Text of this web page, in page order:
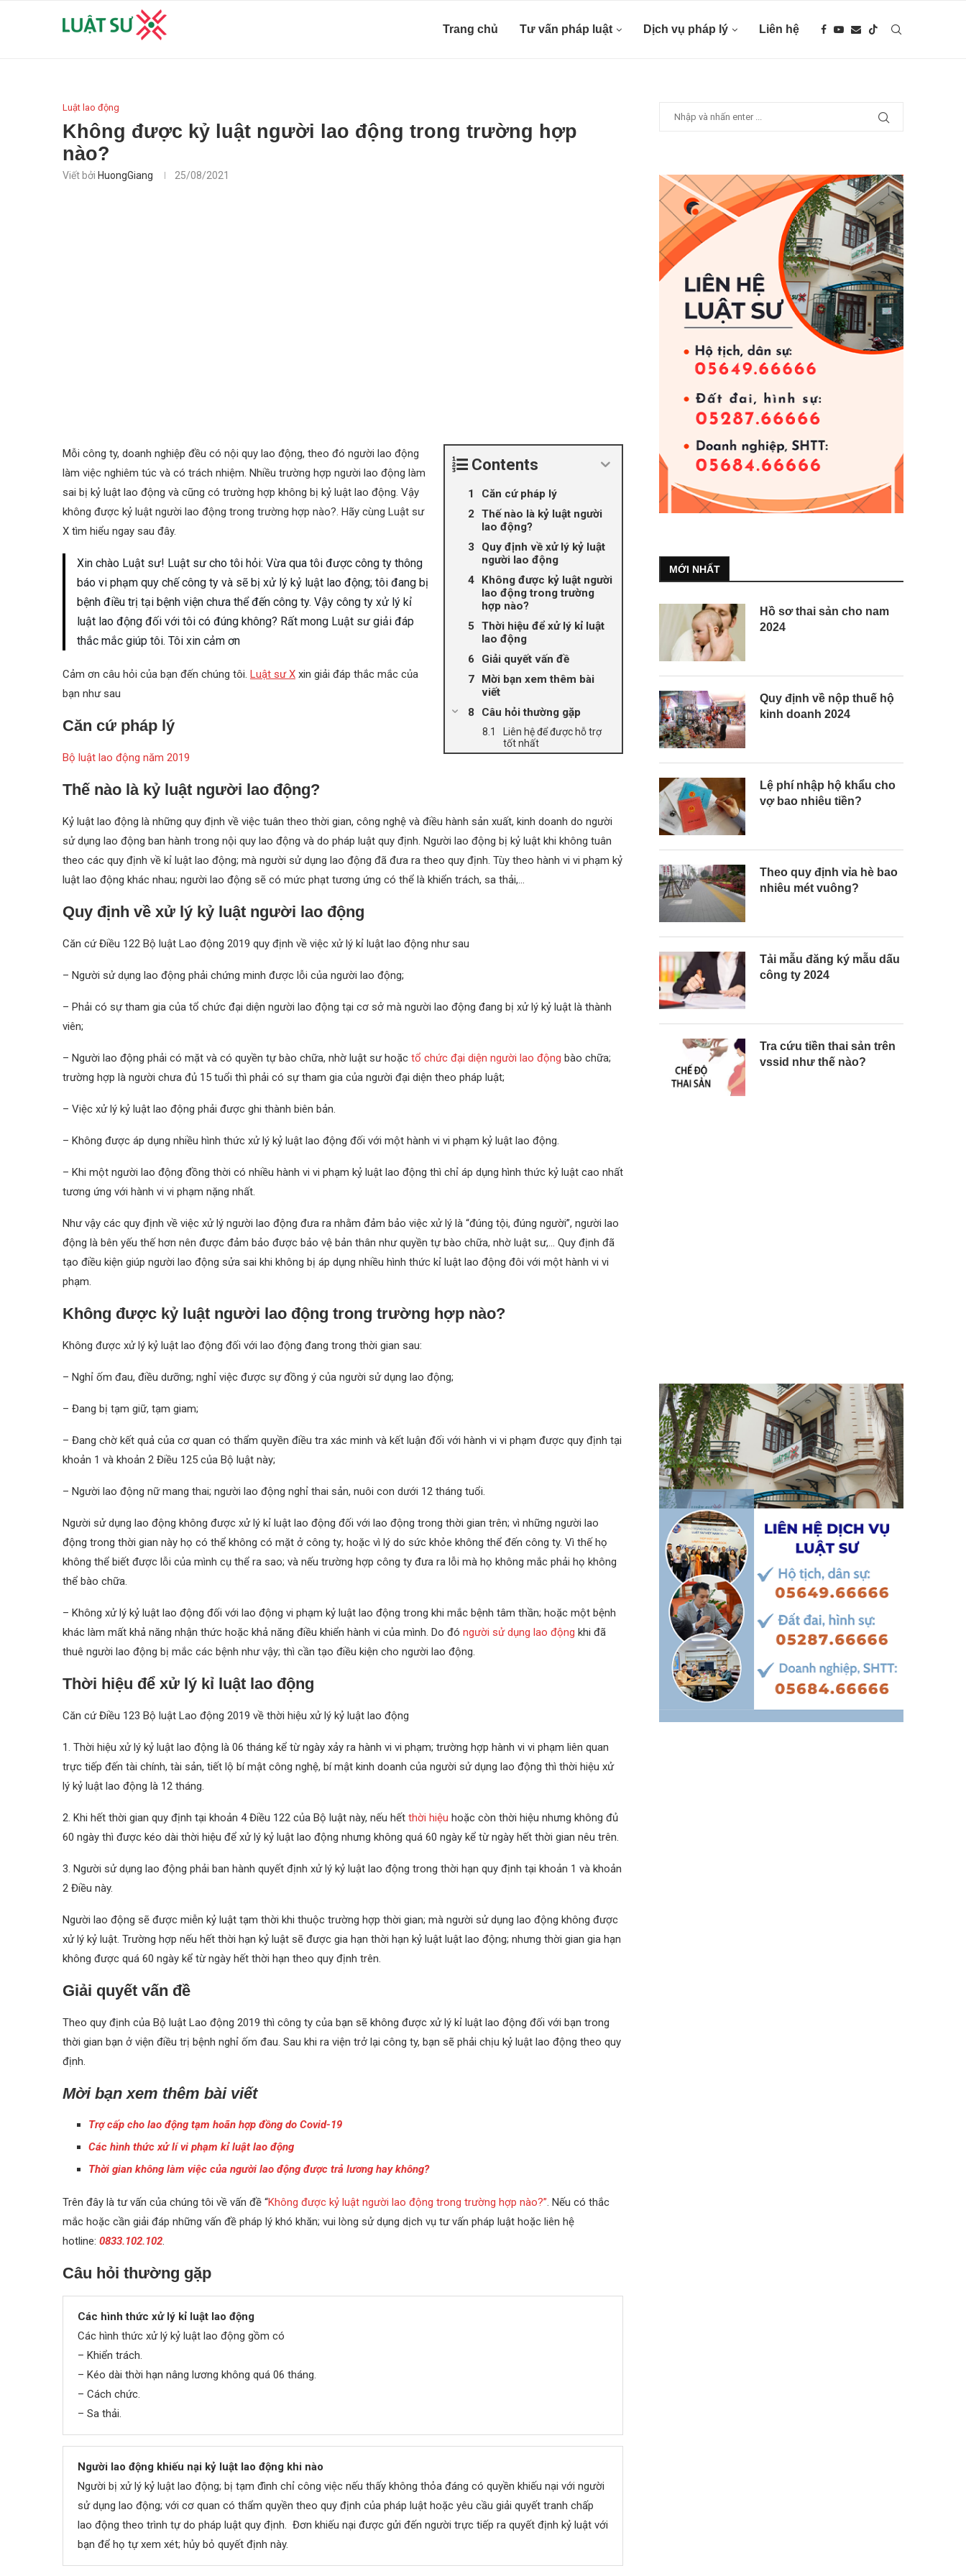
Trang chủ Tư vấn pháp luật Dịch vụ pháp lý Liên hệ
Luật lao động
Không được kỷ luật người lao động trong trường hợp
nào?
Viết bởi HuongGiang 25/08/2021
Contents
Căn cứ pháp lý
Thế nào là kỷ luật người
lao động?
Quy định về xử lý kỷ luật
người lao động
Không được kỷ luật người
lao động trong trường
hợp nào?
Thời hiệu để xử lý kỉ luật
lao động
Giải quyết vấn đề
Mời bạn xem thêm bài
viết
Câu hỏi thường gặp
Liên hệ để được hỗ trợ
tốt nhất
Mỗi công ty, doanh nghiệp đều có nội quy lao động, theo đó người lao động
làm việc nghiêm túc và có trách nhiệm. Nhiều trường hợp người lao động làm
sai bị kỷ luật lao động và cũng có trường hợp không bị kỷ luật lao động. Vậy
không được kỷ luật người lao động trong trường hợp nào?. Hãy cùng Luật sư
X tìm hiểu ngay sau đây.
Xin chào Luật sư! Luật sư cho tôi hỏi: Vừa qua tôi được công ty thông
báo vi phạm quy chế công ty và sẽ bị xử lý kỷ luật lao động; tôi đang bị
bệnh điều trị tại bệnh viện chưa thể đến công ty. Vậy công ty xử lý kỉ
luật lao động đối với tôi có đúng không? Rất mong Luật sư giải đáp
thắc mắc giúp tôi. Tôi xin cảm ơn
Cảm ơn câu hỏi của bạn đến chúng tôi. Luật sư X xin giải đáp thắc mắc của
bạn như sau
Căn cứ pháp lý
Bộ luật lao động năm 2019
Thế nào là kỷ luật người lao động?
Kỷ luật lao động là những quy định về việc tuân theo thời gian, công nghệ và điều hành sản xuất, kinh doanh do người
sử dụng lao động ban hành trong nội quy lao động và do pháp luật quy định. Người lao động bị kỷ luật khi không tuân
theo các quy định về kỉ luật lao động; mà người sử dụng lao động đã đưa ra theo quy định. Tùy theo hành vi vi phạm kỷ
luật lao động khác nhau; người lao động sẽ có mức phạt tương ứng có thể là khiển trách, sa thải,…
Quy định về xử lý kỷ luật người lao động
Căn cứ Điều 122 Bộ luật Lao động 2019 quy định về việc xử lý kỉ luật lao động như sau
– Người sử dụng lao động phải chứng minh được lỗi của người lao động;
– Phải có sự tham gia của tổ chức đại diện người lao động tại cơ sở mà người lao động đang bị xử lý kỷ luật là thành
viên;
– Người lao động phải có mặt và có quyền tự bào chữa, nhờ luật sư hoặc tổ chức đại diện người lao động bào chữa;
trường hợp là người chưa đủ 15 tuổi thì phải có sự tham gia của người đại diện theo pháp luật;
– Việc xử lý kỷ luật lao động phải được ghi thành biên bản.
– Không được áp dụng nhiều hình thức xử lý kỷ luật lao động đối với một hành vi vi phạm kỷ luật lao động.
– Khi một người lao động đồng thời có nhiều hành vi vi phạm kỷ luật lao động thì chỉ áp dụng hình thức kỷ luật cao nhất
tương ứng với hành vi vi phạm nặng nhất.
Như vậy các quy định về việc xử lý người lao động đưa ra nhằm đảm bảo việc xử lý là “đúng tội, đúng người”, người lao
động là bên yếu thế hơn nên được đảm bảo được bảo vệ bản thân như quyền tự bào chữa, nhờ luật sư,… Quy định đã
tạo điều kiện giúp người lao động sửa sai khi không bị áp dụng nhiều hình thức kỉ luật lao động đôi với một hành vi vi
phạm.
Không được kỷ luật người lao động trong trường hợp nào?
Không được xử lý kỷ luật lao động đối với lao động đang trong thời gian sau:
– Nghỉ ốm đau, điều dưỡng; nghỉ việc được sự đồng ý của người sử dụng lao động;
– Đang bị tạm giữ, tạm giam;
– Đang chờ kết quả của cơ quan có thẩm quyền điều tra xác minh và kết luận đối với hành vi vi phạm được quy định tại
khoản 1 và khoản 2 Điều 125 của Bộ luật này;
– Người lao động nữ mang thai; người lao động nghỉ thai sản, nuôi con dưới 12 tháng tuổi.
Người sử dụng lao động không được xử lý kỉ luật lao động đối với lao động trong thời gian trên; vì những người lao
động trong thời gian này họ có thể không có mặt ở công ty; hoặc vì lý do sức khỏe không thể đến công ty. Vì thế họ
không thể biết được lỗi của mình cụ thể ra sao; và nếu trường hợp công ty đưa ra lỗi mà họ không mắc phải họ không
thể bào chữa.
– Không xử lý kỷ luật lao động đối với lao động vi phạm kỷ luật lao động trong khi mắc bệnh tâm thần; hoặc một bệnh
khác làm mất khả năng nhận thức hoặc khả năng điều khiển hành vi của mình. Do đó người sử dụng lao động khi đã
thuê người lao động bị mắc các bệnh như vậy; thì cần tạo điều kiện cho người lao động.
Thời hiệu để xử lý kỉ luật lao động
Căn cứ Điều 123 Bộ luật Lao động 2019 về thời hiệu xử lý kỷ luật lao động
1. Thời hiệu xử lý kỷ luật lao động là 06 tháng kể từ ngày xảy ra hành vi vi phạm; trường hợp hành vi vi phạm liên quan
trực tiếp đến tài chính, tài sản, tiết lộ bí mật công nghệ, bí mật kinh doanh của người sử dụng lao động thì thời hiệu xử
lý kỷ luật lao động là 12 tháng.
2. Khi hết thời gian quy định tại khoản 4 Điều 122 của Bộ luật này, nếu hết thời hiệu hoặc còn thời hiệu nhưng không đủ
60 ngày thì được kéo dài thời hiệu để xử lý kỷ luật lao động nhưng không quá 60 ngày kể từ ngày hết thời gian nêu trên.
3. Người sử dụng lao động phải ban hành quyết định xử lý kỷ luật lao động trong thời hạn quy định tại khoản 1 và khoản
2 Điều này.
Người lao động sẽ được miễn kỷ luật tạm thời khi thuộc trường hợp thời gian; mà người sử dụng lao động không được
xử lý kỷ luật. Trường hợp nếu hết thời hạn kỷ luật sẽ được gia hạn thời hạn kỷ luật luật lao động; nhưng thời gian gia hạn
không được quá 60 ngày kể từ ngày hết thời hạn theo quy định trên.
Giải quyết vấn đề
Theo quy định của Bộ luật Lao động 2019 thì công ty của bạn sẽ không được xử lý kỉ luật lao động đối với bạn trong
thời gian bạn ở viện điều trị bệnh nghỉ ốm đau. Sau khi ra viện trở lại công ty, bạn sẽ phải chịu kỷ luật lao động theo quy
định.
Mời bạn xem thêm bài viết
Trợ cấp cho lao động tạm hoãn hợp đồng do Covid-19
Các hình thức xử lí vi phạm kỉ luật lao động
Thời gian không làm việc của người lao động được trả lương hay không?
Trên đây là tư vấn của chúng tôi về vấn đề “Không được kỷ luật người lao động trong trường hợp nào?”. Nếu có thắc
mắc hoặc cần giải đáp những vấn đề pháp lý khó khăn; vui lòng sử dụng dịch vụ tư vấn pháp luật hoặc liên hệ
hotline: 0833.102.102.
Câu hỏi thường gặp
Các hình thức xử lý kỉ luật lao động
Các hình thức xử lý kỷ luật lao động gồm có
– Khiển trách.
– Kéo dài thời hạn nâng lương không quá 06 tháng.
– Cách chức.
– Sa thải.
Người lao động khiếu nại kỷ luật lao động khi nào
Người bị xử lý kỷ luật lao động; bị tạm đình chỉ công việc nếu thấy không thỏa đáng có quyền khiếu nại với người
sử dụng lao động; với cơ quan có thẩm quyền theo quy định của pháp luật hoặc yêu cầu giải quyết tranh chấp
lao động theo trình tự do pháp luật quy định. Đơn khiếu nại được gửi đến người trực tiếp ra quyết định kỷ luật với
bạn để họ tự xem xét; hủy bỏ quyết định này.
MỚI NHẤT
Hồ sơ thai sản cho nam
2024
Quy định về nộp thuế hộ
kinh doanh 2024
Lệ phí nhập hộ khẩu cho
vợ bao nhiêu tiền?
Theo quy định vỉa hè bao
nhiêu mét vuông?
Tải mẫu đăng ký mẫu dấu
công ty 2024
Tra cứu tiền thai sản trên
vssid như thế nào?